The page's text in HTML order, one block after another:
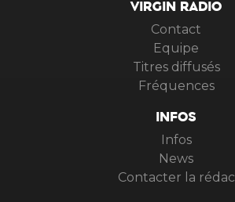
VIRGIN RADIO
Contact
Equipe
Titres diffusés
Fréquences
INFOS
Infos
News
Contacter la rédac